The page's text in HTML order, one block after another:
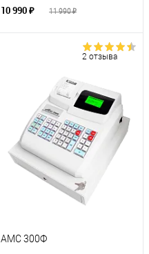
10 990 ₽ 11 990 ₽
2 отзыва
АМС 300Ф